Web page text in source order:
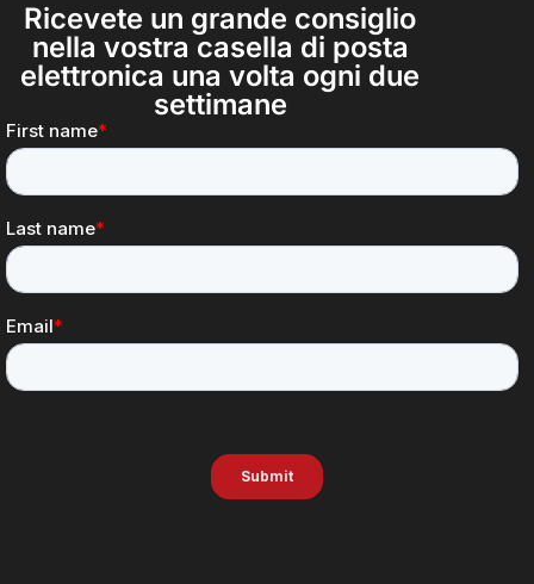
Ricevete un grande consiglio
nella vostra casella di posta
elettronica una volta ogni due
settimane